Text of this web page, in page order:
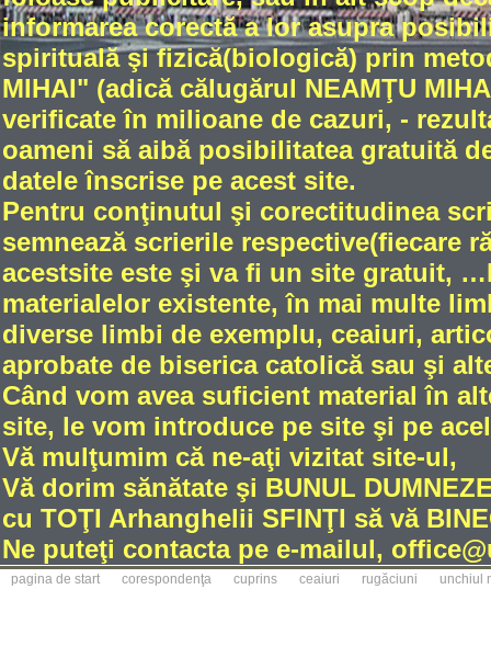
informarea corectă a lor asupra
spirituală şi fizică(biologică) prin
MIHAI" (adică călugărul NEAMŢU
verificate în milioane de cazuri, -
oameni să aibă posibilitatea gratuită
datele înscrise pe acest site.
Pentru conţinutul şi corectitudinea
semnează scrierile respective(fiecare
acestsite este şi va fi un site gratuit,
materialelor existente, în mai multe
diverse limbi de exemplu, ceaiuri,
aprobate de biserica catolică sau şi
Când vom avea suficient material în
site, le vom introduce pe site şi pe
Vă mulţumim că ne-aţi vizitat site-ul,
Vă dorim sănătate şi BUNUL
cu TOŢI Arhanghelii SFINŢI să vă
Ne puteţi contacta pe e-mailul,
pagina de start corespondenţa cuprins ceaiuri rugăciuni unchiul